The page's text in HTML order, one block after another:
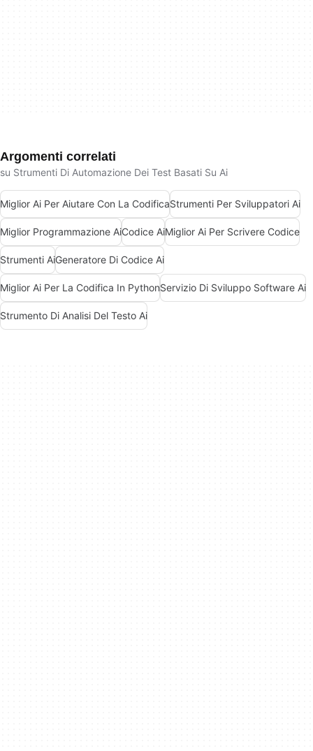
Argomenti correlati
su Strumenti Di Automazione Dei Test Basati Su Ai
Miglior Ai Per Aiutare Con La CodificaStrumenti Per Sviluppatori Ai
Miglior Programmazione AiCodice AiMiglior Ai Per Scrivere Codice
Strumenti AiGeneratore Di Codice Ai
Miglior Ai Per La Codifica In PythonServizio Di Sviluppo Software Ai
Strumento Di Analisi Del Testo Ai